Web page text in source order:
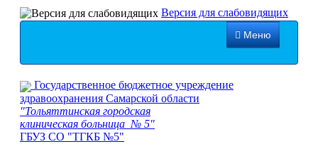
Версия для слабовидящих
Меню
Медицинские услуги
Обратная связь
Контакты
Государственное бюджетное учреждение
здравоохранения Самарской области
"Тольяттинская городская
клиническая больница № 5"
ГБУЗ СО "ТГКБ №5"